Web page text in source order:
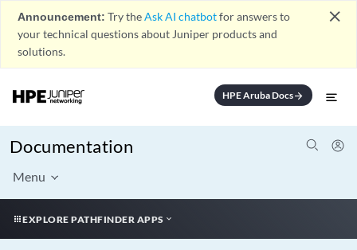
Announcement: Try theAsk AI chatbotfor answers to
your technical questions about Juniper products and
solutions.
close
HPE Aruba Docsarrow_forward
Documentation
Menu
EXPLORE PATHFINDER APPS